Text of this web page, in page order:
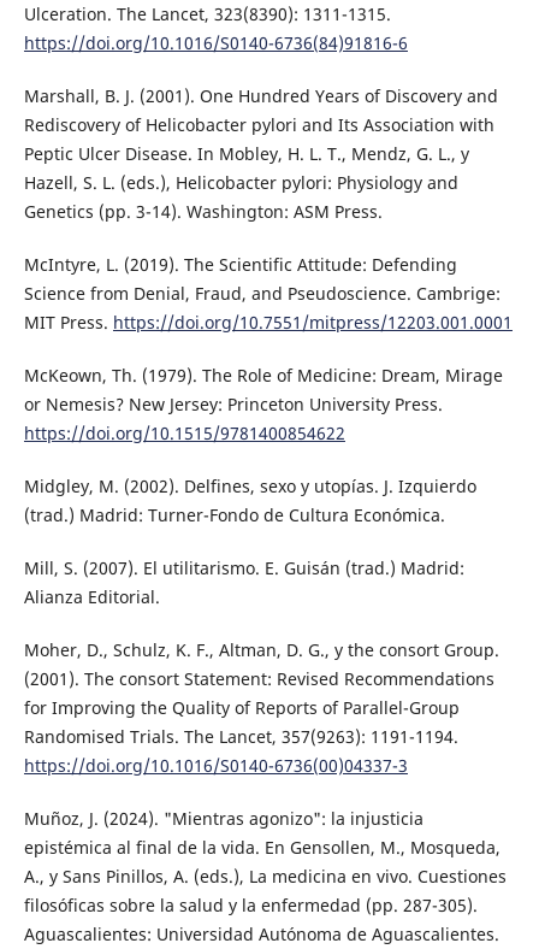
Ulceration. The Lancet, 323(8390): 1311-1315.
https://doi.org/10.1016/S0140-6736(84)91816-6
Marshall, B. J. (2001). One Hundred Years of Discovery and
Rediscovery of Helicobacter pylori and Its Association with
Peptic Ulcer Disease. In Mobley, H. L. T., Mendz, G. L., y
Hazell, S. L. (eds.), Helicobacter pylori: Physiology and
Genetics (pp. 3-14). Washington: ASM Press.
McIntyre, L. (2019). The Scientific Attitude: Defending
Science from Denial, Fraud, and Pseudoscience. Cambrige:
MIT Press. https://doi.org/10.7551/mitpress/12203.001.0001
McKeown, Th. (1979). The Role of Medicine: Dream, Mirage
or Nemesis? New Jersey: Princeton University Press.
https://doi.org/10.1515/9781400854622
Midgley, M. (2002). Delfines, sexo y utopías. J. Izquierdo
(trad.) Madrid: Turner-Fondo de Cultura Económica.
Mill, S. (2007). El utilitarismo. E. Guisán (trad.) Madrid:
Alianza Editorial.
Moher, D., Schulz, K. F., Altman, D. G., y the consort Group.
(2001). The consort Statement: Revised Recommendations
for Improving the Quality of Reports of Parallel-Group
Randomised Trials. The Lancet, 357(9263): 1191-1194.
https://doi.org/10.1016/S0140-6736(00)04337-3
Muñoz, J. (2024). "Mientras agonizo": la injusticia
epistémica al final de la vida. En Gensollen, M., Mosqueda,
A., y Sans Pinillos, A. (eds.), La medicina en vivo. Cuestiones
filosóficas sobre la salud y la enfermedad (pp. 287-305).
Aguascalientes: Universidad Autónoma de Aguascalientes.